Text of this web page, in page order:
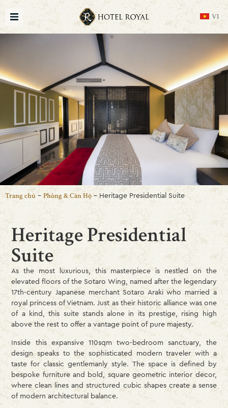
VI
Trang chủ - Phòng & Căn Hộ - Heritage Presidential Suite
Heritage Presidential
Suite
As the most luxurious, this masterpiece is nestled on the
elevated floors of the Sotaro Wing, named after the legendary
17th-century Japanese merchant Sotaro Araki who married a
royal princess of Vietnam. Just as their historic alliance was one
of a kind, this suite stands alone in its prestige, rising high
above the rest to offer a vantage point of pure majesty.
Inside this expansive 110sqm two-bedroom sanctuary, the
design speaks to the sophisticated modern traveler with a
taste for classic gentlemanly style. The space is defined by
bespoke furniture and bold, square geometric interior decor,
where clean lines and structured cubic shapes create a sense
of modern architectural balance.